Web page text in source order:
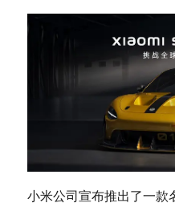
小米公司宣布推出了一